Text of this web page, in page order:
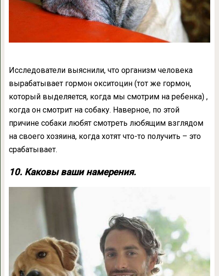
Исследователи выяснили, что организм человека
вырабатывает гормон окситоцин (тот же гормон,
который выделяется, когда мы смотрим на ребенка) ,
когда он смотрит на собаку. Наверное, по этой
причине собаки любят смотреть любящим взглядом
на своего хозяина, когда хотят что-то получить – это
срабатывает.
10. Каковы ваши намерения.